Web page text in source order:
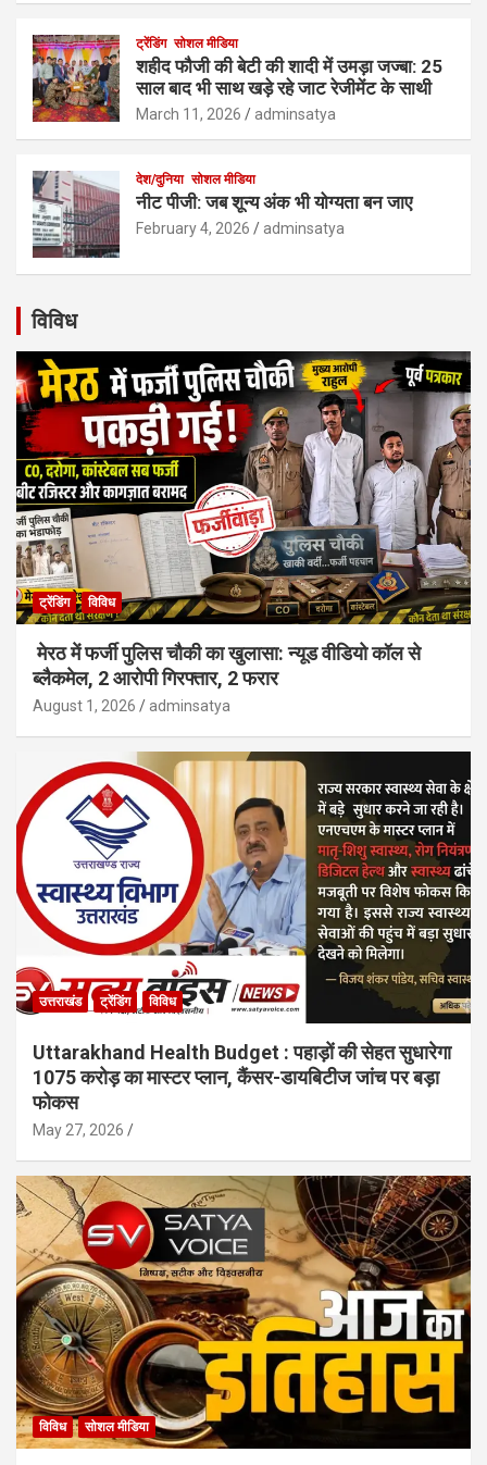
ट्रेंडिंग सोशल मीडिया
शहीद फौजी की बेटी की शादी में उमड़ा जज्बा: 25
साल बाद भी साथ खड़े रहे जाट रेजीमेंट के साथी
March 11, 2026 adminsatya
देश/दुनिया सोशल मीडिया
नीट पीजी: जब शून्य अंक भी योग्यता बन जाए
February 4, 2026 adminsatya
विविध
ट्रेंडिंग विविध
मेरठ में फर्जी पुलिस चौकी का खुलासा: न्यूड वीडियो कॉल से
ब्लैकमेल, 2 आरोपी गिरफ्तार, 2 फरार
August 1, 2026 adminsatya
उत्तराखंड ट्रेंडिंग विविध
Uttarakhand Health Budget : पहाड़ों की सेहत सुधारेगा
1075 करोड़ का मास्टर प्लान, कैंसर-डायबिटीज जांच पर बड़ा
फोकस
May 27, 2026
विविध सोशल मीडिया